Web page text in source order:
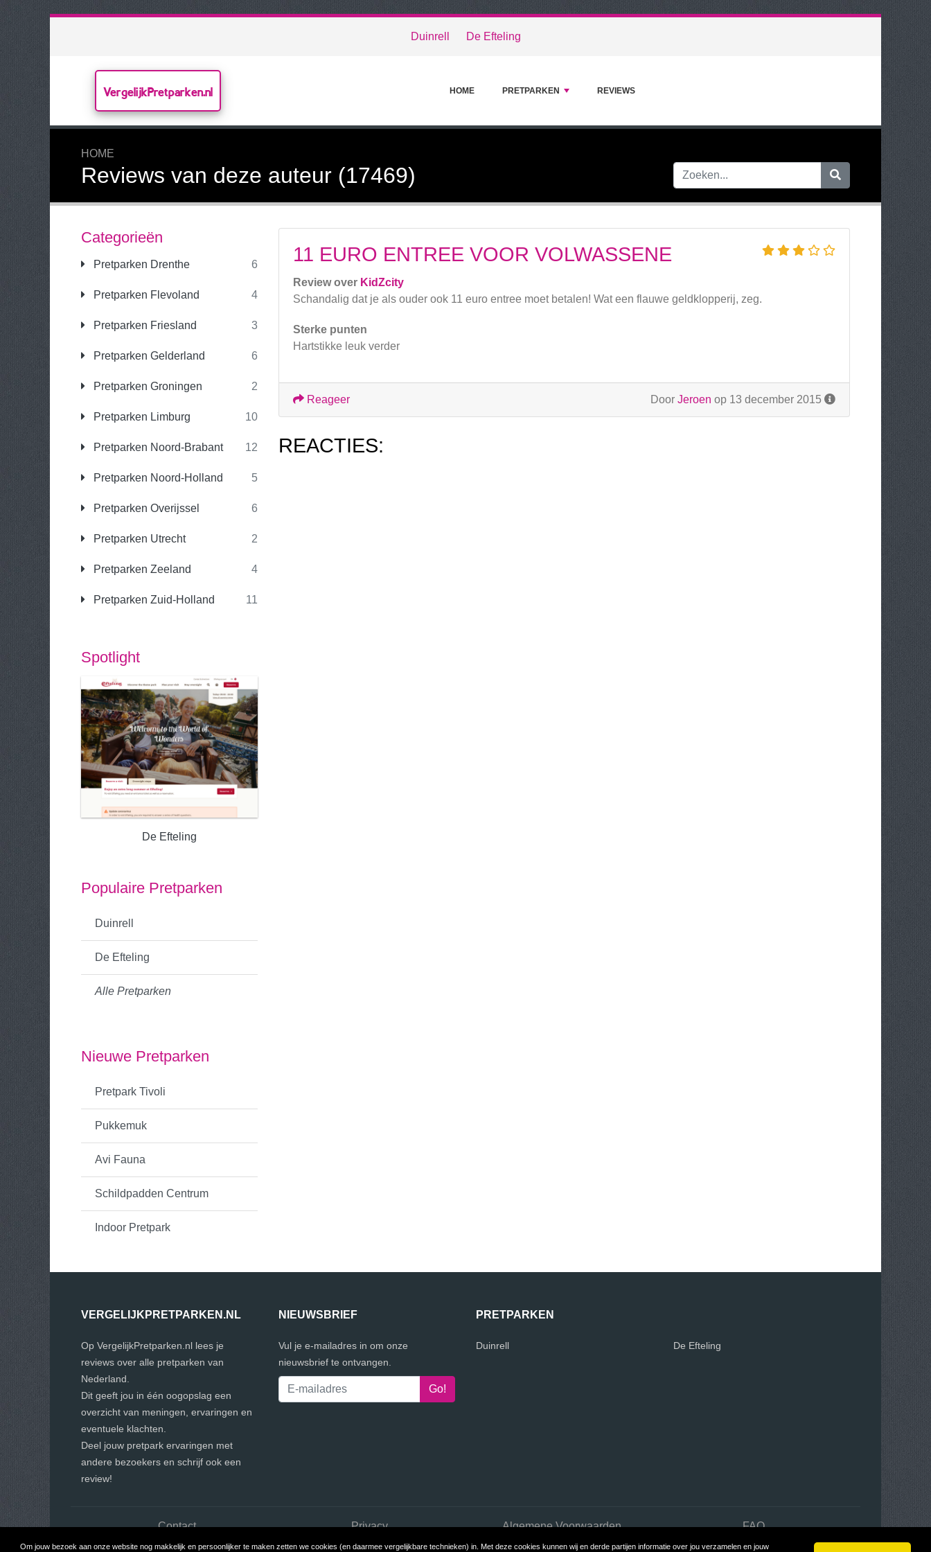
Om jouw bezoek aan onze website nog makkelijk en persoonlijker te maken zetten we cookies (en daarmee vergelijkbare technieken) in. Met deze cookies kunnen wij en derde partijen informatie over jou verzamelen en jouw
Duinrell De Efteling
VergelijkPretparken.nl HOME PRETPARKEN REVIEWS
HOME
Reviews van deze auteur (17469)
Categorieën
Pretparken Drenthe 6
Pretparken Flevoland 4
Pretparken Friesland 3
Pretparken Gelderland 6
Pretparken Groningen 2
Pretparken Limburg 10
Pretparken Noord-Brabant 12
Pretparken Noord-Holland 5
Pretparken Overijssel 6
Pretparken Utrecht 2
Pretparken Zeeland 4
Pretparken Zuid-Holland 11
Spotlight
De Efteling
Populaire Pretparken
Duinrell
De Efteling
Alle Pretparken
Nieuwe Pretparken
Pretpark Tivoli
Pukkemuk
Avi Fauna
Schildpadden Centrum
Indoor Pretpark
11 EURO ENTREE VOOR VOLWASSENE
Review over KidZcity
Schandalig dat je als ouder ook 11 euro entree moet betalen! Wat een flauwe geldklopperij, zeg.
Sterke punten
Hartstikke leuk verder
Door Jeroen op 13 december 2015
Reageer
REACTIES:
VERGELIJKPRETPARKEN.NL
Op VergelijkPretparken.nl lees je
reviews over alle pretparken van
Nederland.
Dit geeft jou in één oogopslag een
overzicht van meningen, ervaringen en
eventuele klachten.
Deel jouw pretpark ervaringen met
andere bezoekers en schrijf ook een
review!
NIEUWSBRIEF
Vul je e-mailadres in om onze
nieuwsbrief te ontvangen.
PRETPARKEN
Duinrell De Efteling
Contact Privacy Algemene Voorwaarden FAQ